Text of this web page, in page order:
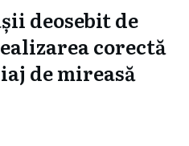
deosebit de
corectă
de mireasă